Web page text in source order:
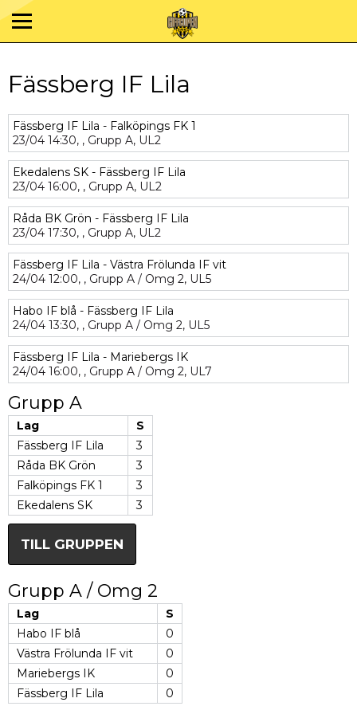
Fässberg IF Lila
Fässberg IF Lila - Falköpings FK 1
23/04 14:30, , Grupp A, UL2
Ekedalens SK - Fässberg IF Lila
23/04 16:00, , Grupp A, UL2
Råda BK Grön - Fässberg IF Lila
23/04 17:30, , Grupp A, UL2
Fässberg IF Lila - Västra Frölunda IF vit
24/04 12:00, , Grupp A / Omg 2, UL5
Habo IF blå - Fässberg IF Lila
24/04 13:30, , Grupp A / Omg 2, UL5
Fässberg IF Lila - Mariebergs IK
24/04 16:00, , Grupp A / Omg 2, UL7
Grupp A
Lag
S
Fässberg IF Lila
3
Råda BK Grön
3
Falköpings FK 1
3
Ekedalens SK
3
TILL GRUPPEN
Grupp A / Omg 2
Lag
S
Habo IF blå
0
Västra Frölunda IF vit
0
Mariebergs IK
0
Fässberg IF Lila
0